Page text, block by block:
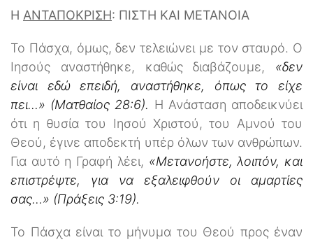
Η ΑΝΤΑΠΟΚΡΙΣΗ: ΠΙΣΤΗ ΚΑΙ ΜΕΤΑΝΟΙΑ
Το Πάσχα, όμως, δεν τελειώνει με τον σταυρό. Ο
Ιησούς αναστήθηκε, καθώς διαβάζουμε, «δεν
είναι εδώ επειδή, αναστήθηκε, όπως το είχε
πει…» (Ματθαίος 28:6). Η Ανάσταση αποδεικνύει
ότι η θυσία του Ιησού Χριστού, του Αμνού του
Θεού, έγινε αποδεκτή υπέρ όλων των ανθρώπων.
Για αυτό η Γραφή λέει, «Μετανοήστε, λοιπόν, και
επιστρέψτε, για να εξαλειφθούν οι αμαρτίες
σας…» (Πράξεις 3:19).
Το Πάσχα είναι το μήνυμα του Θεού προς έναν